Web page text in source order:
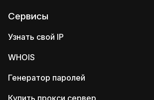
Сервисы
Узнать свой IP
WHOIS
Генератор паролей
Купить прокси сервер